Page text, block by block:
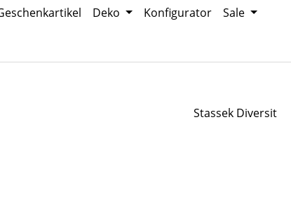
Deko Konfigurator Sale
Stassek Diversit